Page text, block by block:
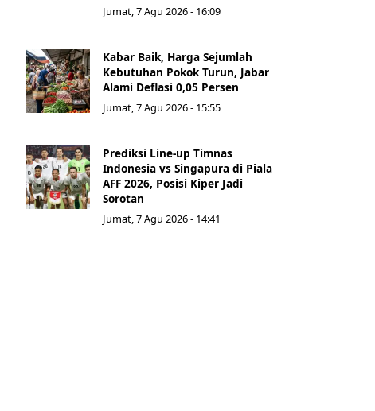
Jumat, 7 Agu 2026 - 16:09
Kabar Baik, Harga Sejumlah
Kebutuhan Pokok Turun, Jabar
Alami Deflasi 0,05 Persen
Jumat, 7 Agu 2026 - 15:55
Prediksi Line-up Timnas
Indonesia vs Singapura di Piala
AFF 2026, Posisi Kiper Jadi
Sorotan
Jumat, 7 Agu 2026 - 14:41